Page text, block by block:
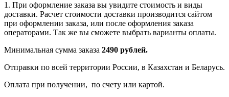
1. При оформление заказа вы увидите стоимость и виды
доставки. Расчет стоимости доставки производится сайтом
при оформлении заказа, или после оформления заказа
операторами. Так же вы сможете выбрать варианты оплаты.
Минимальная сумма заказа 2490 рублей.
Отправки по всей территории России, в Казахстан и Беларусь.
Оплата при получении, по счету или картой.